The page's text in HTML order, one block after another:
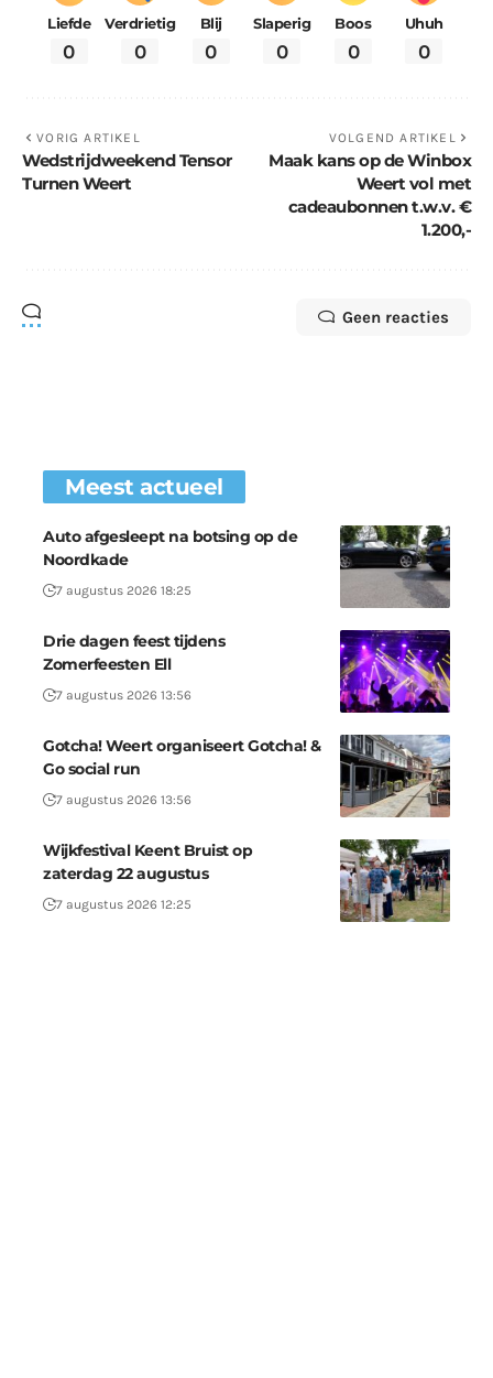
Liefde
0
Verdrietig
0
Blij
0
Slaperig
0
Boos
0
Uhuh
0
VORIG ARTIKEL
Wedstrijdweekend Tensor
Turnen Weert
VOLGEND ARTIKEL
Maak kans op de Winbox
Weert vol met
cadeaubonnen t.w.v. €
1.200,-
Geen reacties
Meest actueel
Auto afgesleept na botsing op de
Noordkade
7 augustus 2026 18:25
Drie dagen feest tijdens
Zomerfeesten Ell
7 augustus 2026 13:56
Gotcha! Weert organiseert Gotcha! &
Go social run
7 augustus 2026 13:56
Wijkfestival Keent Bruist op
zaterdag 22 augustus
7 augustus 2026 12:25